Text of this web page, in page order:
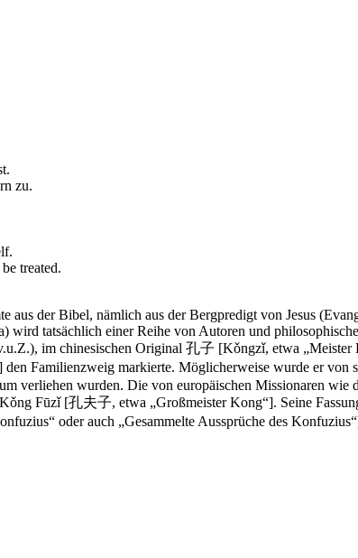
zu.
treated.
aus der Bibel, nämlich aus der Bergpredigt von Jesus
wird tatsächlich einer Reihe von Autoren und
im chinesischen Original 孔子 [Kǒngzǐ, etwa
Familienzweig markierte. Möglicherweise wurde er von
verliehen wurden. Die von europäischen Missionaren
Fūzǐ [孔夫子, etwa „Großmeister Kong“]. Seine
oder auch „Gesammelte Aussprüche des